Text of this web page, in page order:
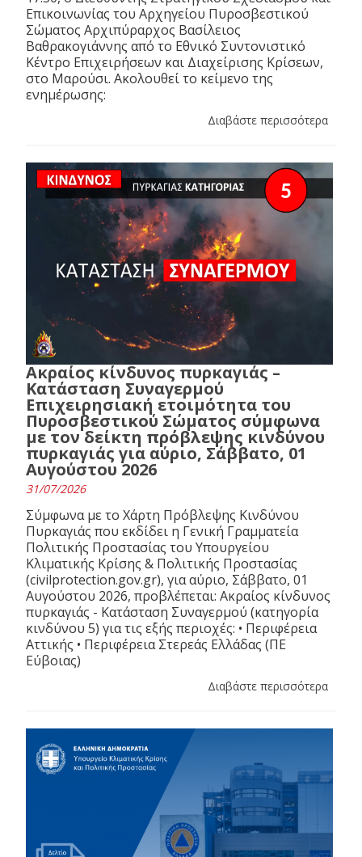
Επικοινωνίας του Αρχηγείου Πυροσβεστικού
Σώματος Αρχιπύραρχος Βασίλειος
Βαθρακογιάννης από το Εθνικό Συντονιστικό
Κέντρο Επιχειρήσεων και Διαχείρισης Κρίσεων,
στο Μαρούσι. Ακολουθεί το κείμενο της
ενημέρωσης:
Διαβάστε περισσότερα
Ακραίος κίνδυνος πυρκαγιάς –
Κατάσταση Συναγερμού
Επιχειρησιακή ετοιμότητα του
Πυροσβεστικού Σώματος σύμφωνα
με τον δείκτη πρόβλεψης κινδύνου
πυρκαγιάς για αύριο, Σάββατο, 01
Αυγούστου 2026
31/07/2026
Σύμφωνα με το Χάρτη Πρόβλεψης Κινδύνου
Πυρκαγιάς που εκδίδει η Γενική Γραμματεία
Πολιτικής Προστασίας του Υπουργείου
Κλιματικής Κρίσης & Πολιτικής Προστασίας
(civilprotection.gov.gr), για αύριο, Σάββατο, 01
Αυγούστου 2026, προβλέπεται: Ακραίος κίνδυνος
πυρκαγιάς - Κατάσταση Συναγερμού (κατηγορία
κινδύνου 5) για τις εξής περιοχές: • Περιφέρεια
Αττικής • Περιφέρεια Στερεάς Ελλάδας (ΠΕ
Εύβοιας)
Διαβάστε περισσότερα